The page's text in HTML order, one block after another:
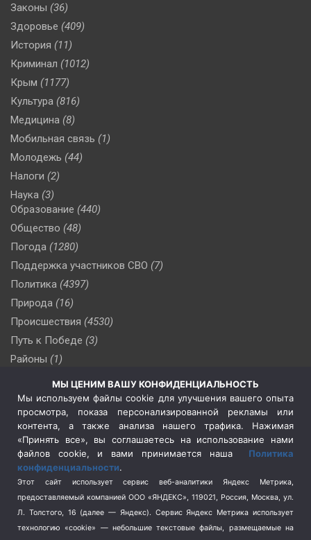
Законы (36)
Здоровье (409)
История (11)
Криминал (1012)
Крым (1177)
Культура (816)
Медицина (8)
Мобильная связь (1)
Молодежь (44)
Налоги (2)
Наука (3)
Образование (440)
Общество (48)
Погода (1280)
Поддержка участников СВО (7)
Политика (4397)
Природа (16)
Происшествия (4530)
Путь к Победе (3)
Районы (1)
(510)
Сельское хозяйство (3)
Социальная политика
(3)
Спецоперация в Украине
Спецоперация на Украине
(404)
Спорт (740)
Терроризм (1)
Транспорт (262)
МЫ ЦЕНИМ ВАШУ КОНФИДЕНЦИАЛЬНОСТЬ
Мы используем файлы cookie для улучшения вашего опыта
просмотра, показа персонализированной рекламы или
контента, а также анализа нашего трафика. Нажимая
«Принять все», вы соглашаетесь на использование нами
файлов cookie, и вами принимается наша Политика
конфиденциальности.
Этот сайт использует сервис веб-аналитики Яндекс Метрика,
предоставляемый компанией ООО «ЯНДЕКС», 119021, Россия, Москва, ул.
Л. Толстого, 16 (далее — Яндекс). Сервис Яндекс Метрика использует
технологию «cookie» — небольшие текстовые файлы, размещаемые на